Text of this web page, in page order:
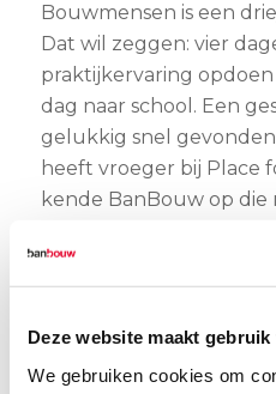
Deze website maakt
We gebruiken cookies om
Bouwmensen is een
Dat wil zeggen: vier
praktijkervaring
dag naar school. Een
gelukkig snel
heeft vroeger bij Place
kende BanBouw op die
kortste keren zaten we
kennismaking. Op dat
gaan.” Gijs is een man